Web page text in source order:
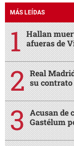
MÁS LEÍDAS
Hallan
afueras de
Real
su
Acusan de
Gastélum